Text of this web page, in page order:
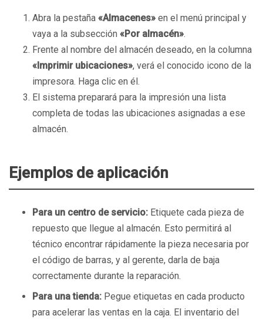
Abra la pestaña «Almacenes» en el menú principal y
vaya a la subsección «Por almacén».
Frente al nombre del almacén deseado, en la columna
«Imprimir ubicaciones», verá el conocido icono de la
impresora. Haga clic en él.
El sistema preparará para la impresión una lista
completa de todas las ubicaciones asignadas a ese
almacén.
Ejemplos de aplicación
Para un centro de servicio: Etiquete cada pieza de
repuesto que llegue al almacén. Esto permitirá al
técnico encontrar rápidamente la pieza necesaria por
el código de barras, y al gerente, darla de baja
correctamente durante la reparación.
Para una tienda: Pegue etiquetas en cada producto
para acelerar las ventas en la caja. El inventario del